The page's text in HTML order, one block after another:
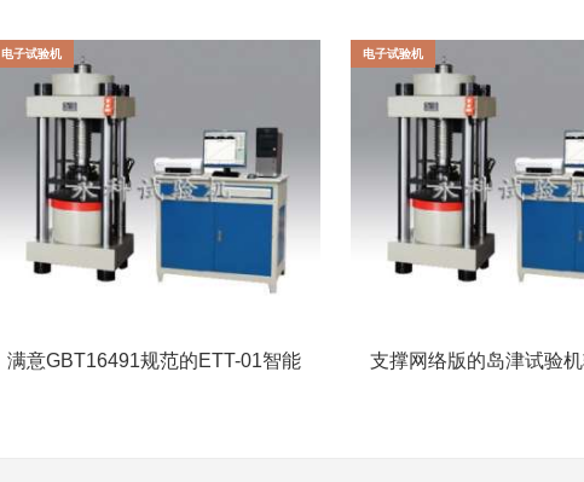
电子试验机
满意GBT16491规范的ETT-01智能
电子试验机
支撑网络版的岛津试验